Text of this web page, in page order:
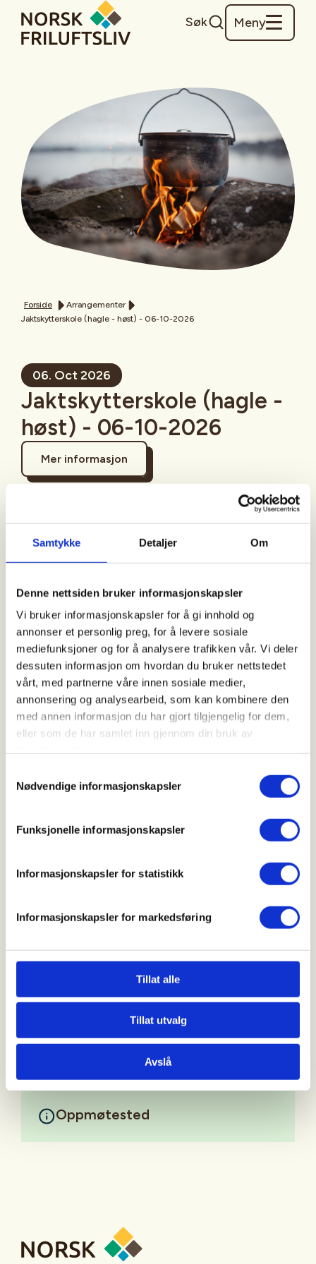
Samtykke Detaljer Om
Denne nettsiden bruker informasjonskapsler
Vi bruker informasjonskapsler for å gi innhold og
annonser et personlig preg, for å levere sosiale
mediefunksjoner og for å analysere trafikken vår. Vi deler
dessuten informasjon om hvordan du bruker nettstedet
vårt, med partnerne våre innen sosiale medier,
annonsering og analysearbeid, som kan kombinere den
med annen informasjon du har gjort tilgjengelig for dem,
eller som de har samlet inn gjennom din bruk av
Nødvendige informasjonskapsler
Funksjonelle informasjonskapsler
Informasjonskapsler for statistikk
Informasjonskapsler for markedsføring
Tillat alle
Tillat utvalg
Avslå
Søk Meny
Forside
Arrangementer
Jaktskytterskole (hagle - høst) - 06-10-2026
06. Oct 2026
Jaktskytterskole (hagle -
høst) - 06-10-2026
Mer informasjon
Sted
Tid
06. Oct 2026
Kl. 18.00 - 20.00
Arrangør
Dale JFL
Kontaktperson
gesundal@online.no
Dale JFL inviterer medlemmer under 26 år til
Norddalen, hver tirsdag i perioden 05.mai-07.juli
Arrangør stiller med instruktør(er) og våpen til
utlån. En gratis runde (25 skudd og duer) pr kveld.
Oppmøtested